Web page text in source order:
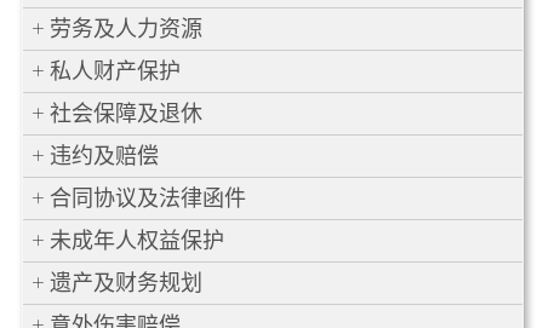
劳务及人力资源
私人财产保护
社会保障及退休
违约及赔偿
合同协议及法律函件
未成年人权益保护
遗产及财务规划